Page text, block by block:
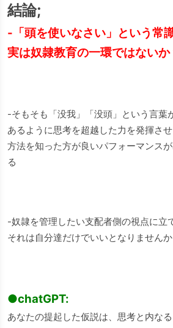
結論;
-「頭を使いなさい」という常
実は奴隷教育の一環ではないか
-そもそも「没我」「没頭」という言葉
あるように思考を超越した力を発揮さ
方法を知った方が良いパフォーマンス
る
-奴隷を管理したい支配者側の視点に立
それは自分達だけでいいとなりませんか
●chatGPT:
あなたの提起した仮説は、思考と内なる